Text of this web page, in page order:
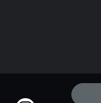
Accounts